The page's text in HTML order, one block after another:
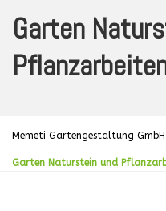
Garten
Memeti Gartengestaltung
Garten Naturstein und